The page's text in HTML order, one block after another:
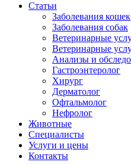
Статьи
Заболевания кошек
Заболевания собак
Ветеринарные
Ветеринарные
Анализы и
Гастроэнтеролог
Хирург
Дерматолог
Офтальмолог
Нефролог
Животные
Специалисты
Услуги и цены
Контакты